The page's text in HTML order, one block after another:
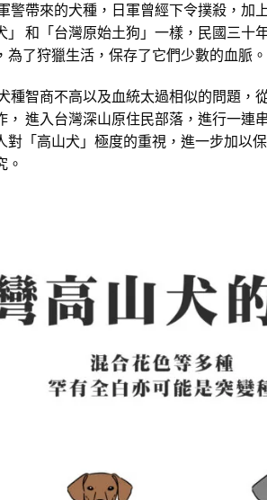
警帶來的犬種，日軍曾經下令撲殺，加
」 和「台灣原始土狗」一樣，民國三十
了狩獵生活，保存了它們少數的血脈。
種智商不高以及血統太過相似的問題，
進入台灣深山原住民部落，進行一連
「高山犬」極度的重視，進一步加以
。